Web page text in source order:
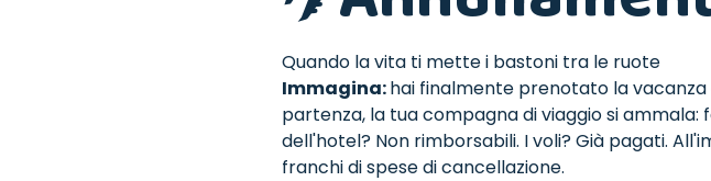
Quando la vita ti mette i bastoni tra le ruote
Immagina:hai finalmente prenotato la vacanza
partenza, la tua compagna di viaggio si
dell'hotel? Non rimborsabili. I voli? Già pagati.
franchi di spese di cancellazione.